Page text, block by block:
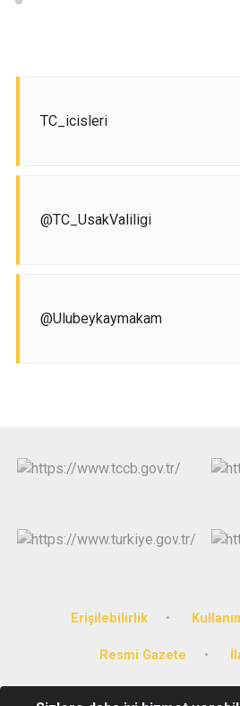
TC_icisleri
@TC_UsakValiligi
@Ulubeykaymakam
Erişilebilirlik
Resmi Gazete